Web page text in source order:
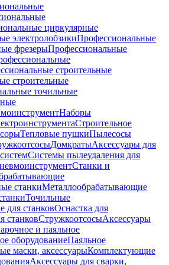
циркулярные
электролобзикиПрофессиональные
фрезерыПрофессиональные
строительные
строительные
точильные
Наборы
Строительное
Тепловые пушкиПылесосы
ДомкратыАксессуары для
Системы пылеудаления для
Станки и
станкиМеталлообрабатывающие
Точильные
станковОснастка для
станковСтружкоотсосыАксессуары
и паяльное
оборудованиеПаяльное
маски, аксессуарыКомплектующие
Аксессуары для сварки,